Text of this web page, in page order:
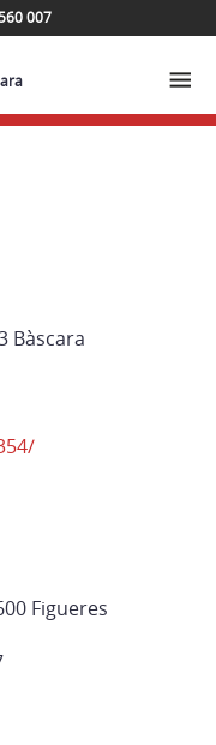
007
Bàscara
Figueres